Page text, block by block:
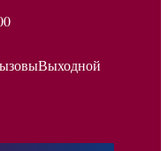
Выходной